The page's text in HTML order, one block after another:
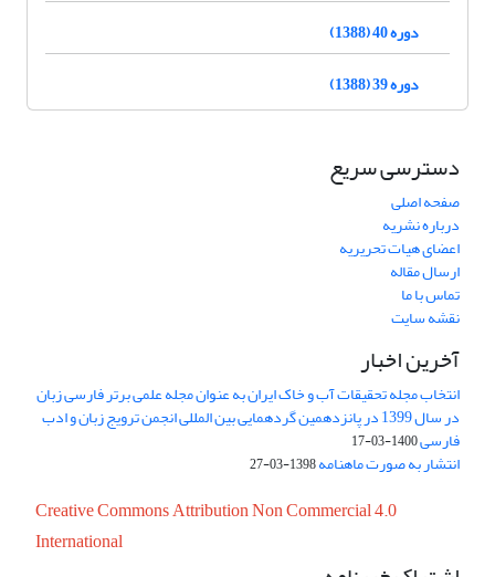
دوره 40 (1388)
دوره 39 (1388)
دسترسی سریع
صفحه اصلی
درباره نشریه
اعضای هیات تحریریه
ارسال مقاله
تماس با ما
نقشه سایت
آخرین اخبار
انتخاب مجله تحقیقات آب و خاک ایران به عنوان مجله علمی برتر فارسی زبان
در سال 1399 در پانزدهمین گردهمایی بین المللی انجمن ترویج زبان و ادب
فارسی1400-03-17
انتشار به صورت ماهنامه1398-03-27
Creative Commons Attribution Non Commercial 4.0
International